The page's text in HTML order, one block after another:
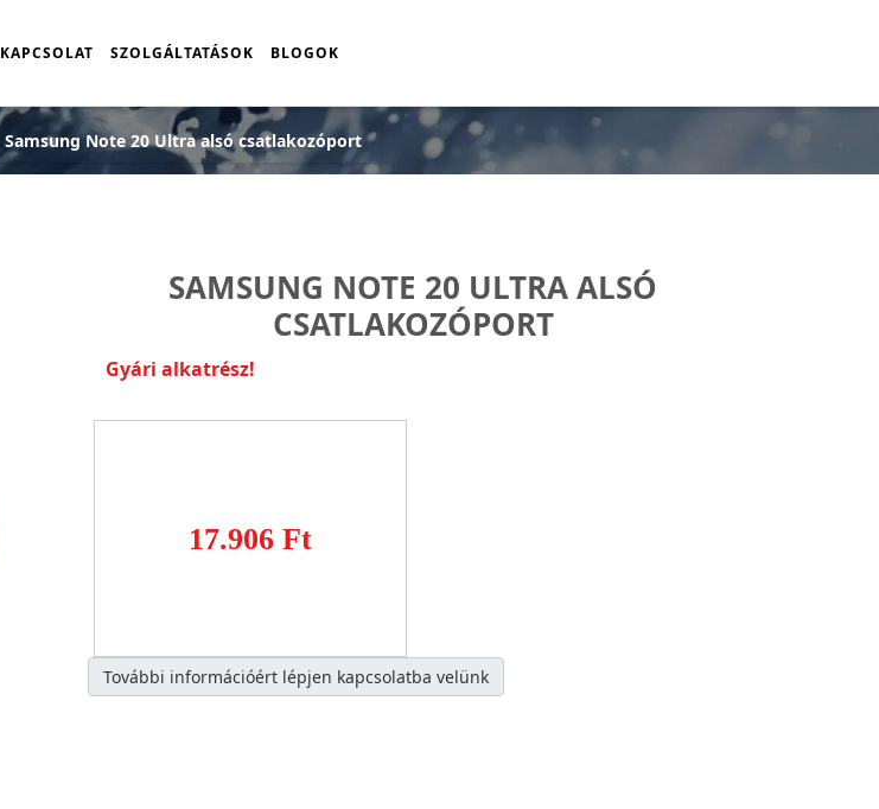
KAPCSOLAT SZOLGÁLTATÁSOK BLOGOK
Samsung Note 20 Ultra alsó csatlakozóport
SAMSUNG NOTE 20 ULTRA ALSÓ
CSATLAKOZÓPORT
Gyári alkatrész!
17.906 Ft
További információért lépjen kapcsolatba velünk